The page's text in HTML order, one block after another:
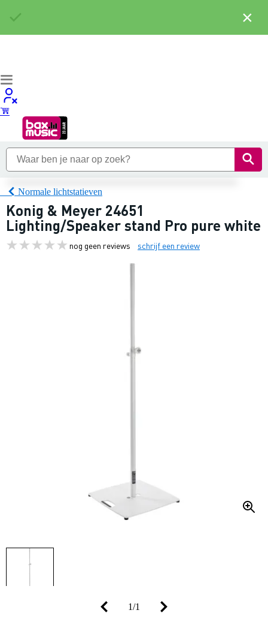
Normale lichtstatieven
Konig & Meyer 24651
Lighting/Speaker stand Pro pure white
nog geen reviews schrijf een review
1/1
×